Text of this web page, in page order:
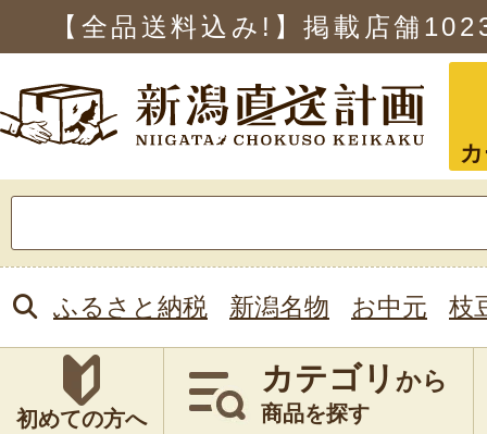
【全品送料込み!】掲載店舗
索:
ふるさと納税 新潟名物 お中元 枝
初めての方へ
カテゴリ から
商品を探す